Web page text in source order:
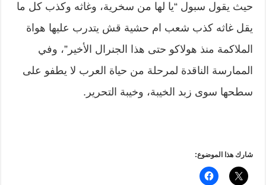
حيث يقول سبول “يا لها من سخرية، وغاثه وكذب كل ما
يقل غاثه كذب شعب ام حشية قش يتدرب عليها هواة
الملاكمة منذ هولاكو حتى هذا الجنرال الأخير”، وفي
الممارسة الناقدة لمرحلة من حياة العرب لا يطفو على
سطحها سوى زبد الخيبة، وخيبة التحرير.
شارك هذا الموضوع: